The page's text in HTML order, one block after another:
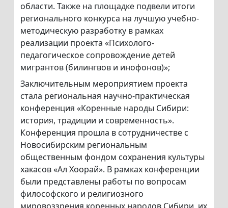
области. Также на площадке подвели итоги
регионального конкурса на лучшую учебно-
методическую разработку в рамках
реализации проекта «Психолого-
педагогическое сопровождение детей
мигрантов (билингвов и инофонов)»;
Заключительным мероприятием проекта
стала региональная научно-практическая
конференция «Коренные народы Сибири:
история, традиции и современность».
Конференция прошла в сотрудничестве с
Новосибирским региональным
общественным фондом сохранения культуры
хакасов «Ал Хоорай». В рамках конференции
были представлены работы по вопросам
философского и религиозного